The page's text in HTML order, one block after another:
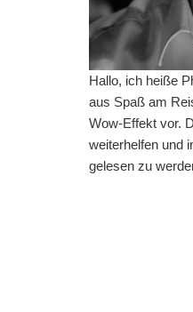
Hallo, ich heiße
aus Spaß am
Wow-Effekt vor.
weiterhelfen und
gelesen zu